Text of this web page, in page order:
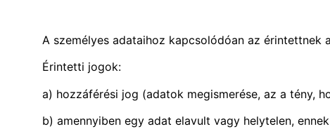
A személyes adataihoz kapcsolódóan az
Érintetti jogok:
a) hozzáférési jog (adatok megismerése, az a tény,
b) amennyiben egy adat elavult vagy helytelen,